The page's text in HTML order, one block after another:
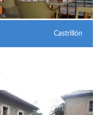
Castrillón